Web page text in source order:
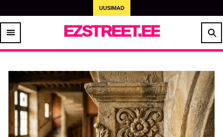
UUSIMAD
EZSTREET.EE